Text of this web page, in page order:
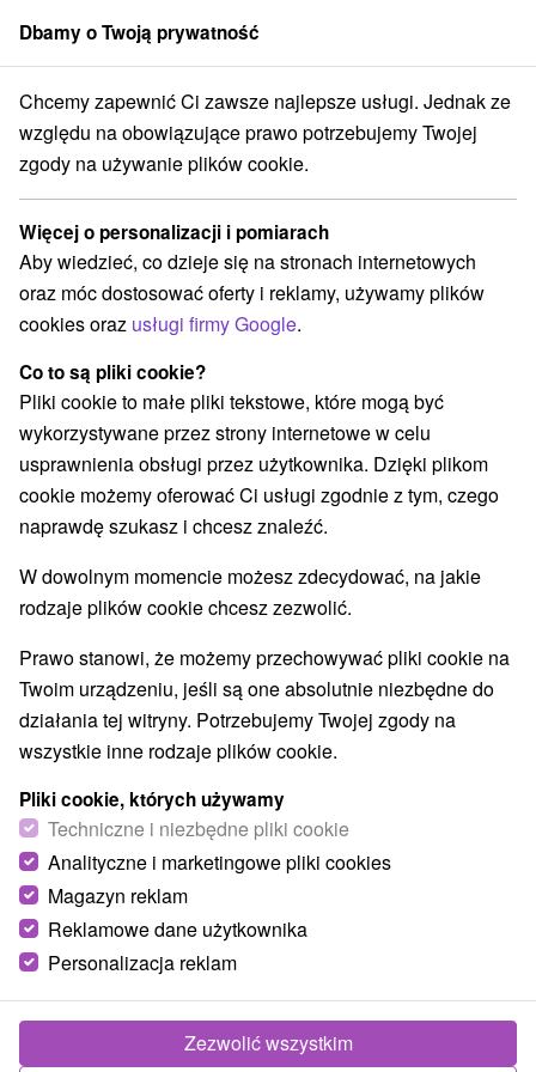
członek grupySorger
Čierny Balog Vydrovo Forest Skansen - Muzeum w przyrodzie
Vydrovo Forest Skansen - Muzeum
w przyrodzie
Wyświetl stronę internetową Przejdź do
+421 48 4344 111
Facebook
Opinii Google
Vydrovo
976 52 Čierny Balog
GPS:
N +48° 44' 41.31''
E +19° 39' 31.83''
Region turystyczny
Nízke Tatry, v Tatrách, Stredné Slovensko, Horehronie,
Dbamy o Twoją prywatność
Chcemy zapewnić Ci zawsze najlepsze usługi. Jednak ze
względu na obowiązujące prawo potrzebujemy Twojej
zgody na używanie plików cookie.
Więcej o personalizacji i pomiarach
Aby wiedzieć, co dzieje się na stronach internetowych
oraz móc dostosować oferty i reklamy, używamy plików
cookies oraz usługi firmy Google.
Co to są pliki cookie?
Pliki cookie to małe pliki tekstowe, które mogą być
wykorzystywane przez strony internetowe w celu
usprawnienia obsługi przez użytkownika. Dzięki plikom
cookie możemy oferować Ci usługi zgodnie z tym, czego
naprawdę szukasz i chcesz znaleźć.
W dowolnym momencie możesz zdecydować, na jakie
rodzaje plików cookie chcesz zezwolić.
Prawo stanowi, że możemy przechowywać pliki cookie na
Twoim urządzeniu, jeśli są one absolutnie niezbędne do
działania tej witryny. Potrzebujemy Twojej zgody na
wszystkie inne rodzaje plików cookie.
Pliki cookie, których używamy
Techniczne i niezbędne pliki cookie
Analityczne i marketingowe pliki cookies
Magazyn reklam
Reklamowe dane użytkownika
Personalizacja reklam
Zezwolić wszystkim